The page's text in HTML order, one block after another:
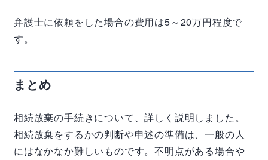
弁護士に依頼をした場合の費用は5～20万円程度で
す。
まとめ
相続放棄の手続きについて、詳しく説明しました。
相続放棄をするかの判断や申述の準備は、一般の人
にはなかなか難しいものです。不明点がある場合や